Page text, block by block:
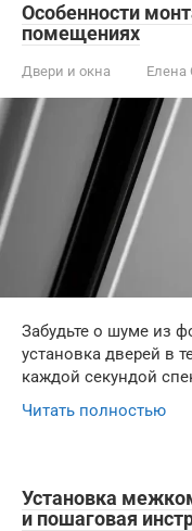
Особенности
помещениях
Двери и окна Елена
Забудьте о шуме из
установка дверей в
каждой секундой
Читать полностью
Установка
и пошаговая